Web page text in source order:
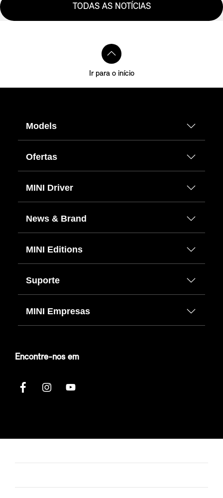
TODAS AS NOTÍCIAS
Ir para o início
Models
Ofertas
MINI Driver
News & Brand
MINI Editions
Suporte
MINI Empresas
Encontre-nos em